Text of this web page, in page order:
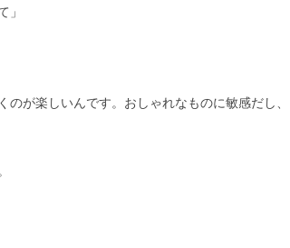
」
のが楽しいんです。おしゃれなものに敏感だし、